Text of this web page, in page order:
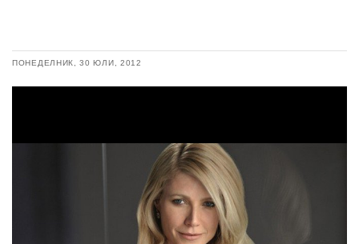
ПОНЕДЕЛНИК, 30 ЮЛИ, 2012